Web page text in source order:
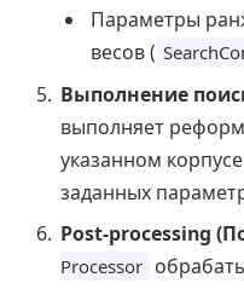
Параметры
весов (
Выполнение
выполняет
указанном
заданных
Post-processing
Processor